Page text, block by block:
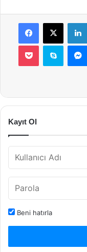
Facebook
X
Pocket Skype
Kayıt Ol
Beni hatırla